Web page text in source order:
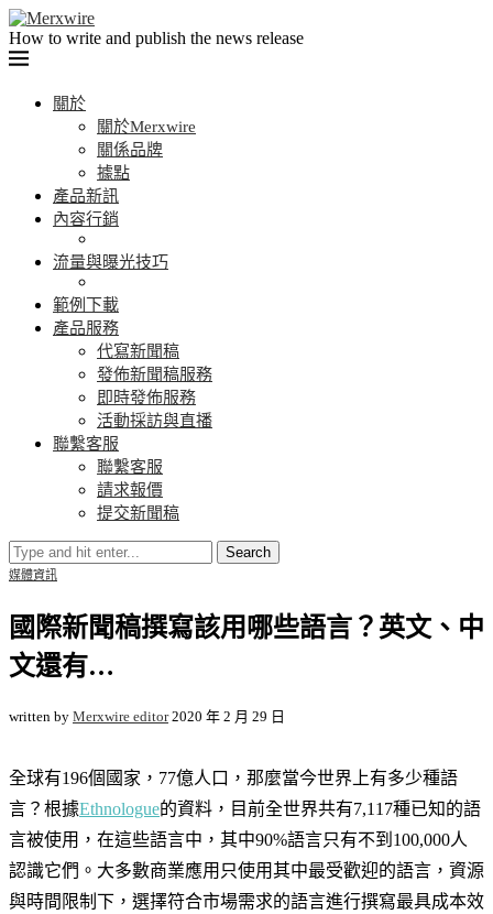
How to write and publish the news release
關於
關於Merxwire
關係品牌
據點
產品新訊
內容行銷
流量與曝光技巧
範例下載
產品服務
代寫新聞稿
發佈新聞稿服務
即時發佈服務
活動採訪與直播
聯繫客服
聯繫客服
請求報價
提交新聞稿
Search
媒體資訊
國際新聞稿撰寫該用哪些語言？英文、中
文還有…
written by Merxwire editor 2020 年 2 月 29 日
全球有196個國家，77億人口，那麼當今世界上有多少種語
言？根據Ethnologue的資料，目前全世界共有7,117種已知的語
言被使用，在這些語言中，其中90%語言只有不到100,000人
認識它們。大多數商業應用只使用其中最受歡迎的語言，資源
與時間限制下，選擇符合市場需求的語言進行撰寫最具成本效